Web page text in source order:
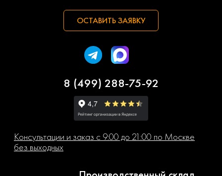
ОСТАВИТЬ ЗАЯВКУ
8 (499) 288-75-92
Консультации и заказ с 9:00 до 21:00 по Москве
без выходных